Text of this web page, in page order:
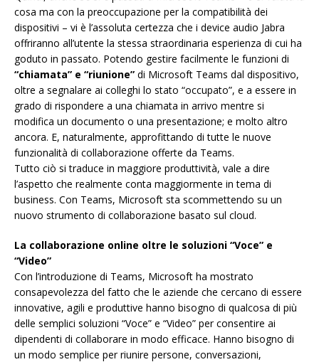
cosa ma con la preoccupazione per la compatibilità dei
dispositivi – vi è l’assoluta certezza che i device audio Jabra
offriranno all’utente la stessa straordinaria esperienza di cui ha
goduto in passato. Potendo gestire facilmente le funzioni di
“chiamata” e “riunione” di Microsoft Teams dal dispositivo,
oltre a segnalare ai colleghi lo stato “occupato”, e a essere in
grado di rispondere a una chiamata in arrivo mentre si
modifica un documento o una presentazione; e molto altro
ancora. E, naturalmente, approfittando di tutte le nuove
funzionalità di collaborazione offerte da Teams.
Tutto ciò si traduce in maggiore produttività, vale a dire
l’aspetto che realmente conta maggiormente in tema di
business. Con Teams, Microsoft sta scommettendo su un
nuovo strumento di collaborazione basato sul cloud.
La collaborazione online oltre le soluzioni “Voce” e
“Video”
Con l’introduzione di Teams, Microsoft ha mostrato
consapevolezza del fatto che le aziende che cercano di essere
innovative, agili e produttive hanno bisogno di qualcosa di più
delle semplici soluzioni “Voce” e “Video” per consentire ai
dipendenti di collaborare in modo efficace. Hanno bisogno di
un modo semplice per riunire persone, conversazioni,